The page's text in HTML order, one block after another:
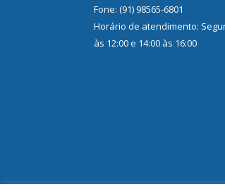
Fone: (91) 98565-6801
Horário de atendimento:
às 12:00 e 14:00 às 16:00